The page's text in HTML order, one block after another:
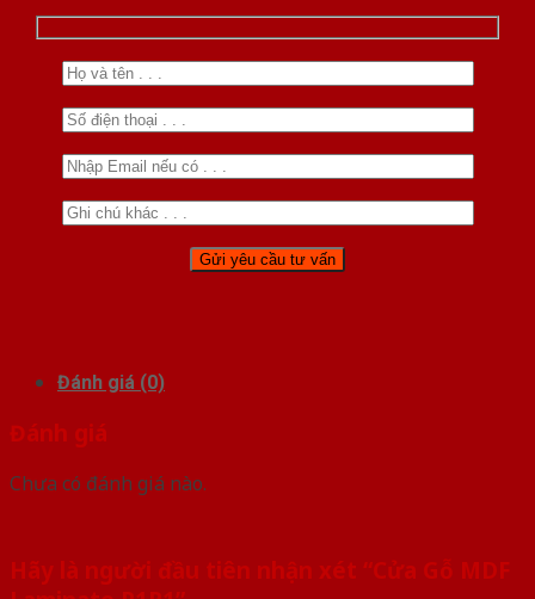
Đánh giá (0)
Đánh giá
Chưa có đánh giá nào.
Hãy là người đầu tiên nhận xét “Cửa Gỗ MDF